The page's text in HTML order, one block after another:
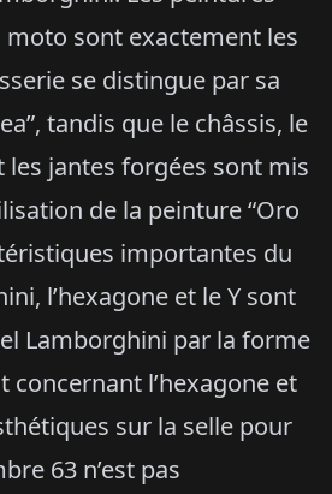
moto sont exactement les
se distingue par sa
tandis que le châssis, le
les jantes forgées sont mis
de la peinture “Oro
importantes du
l’hexagone et le Y sont
Lamborghini par la forme
concernant l’hexagone et
sur la selle pour
63 n’est pas